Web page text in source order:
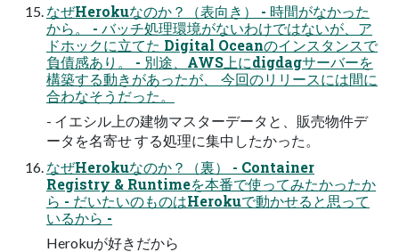
なぜHerokuなのか？（表向き） - 時間がなかった
から。 - バッチ処理環境がないわけではないが、ア
ドホックに立てた Digital Oceanのインスタンスで
負債感あり。 - 別途、AWS上にdigdagサーバーを
構築する動きがあったが、 今回のリリースには間に
合わなそうだった。
- イエシル上の建物マスターデータと、販売物件デ
ータを名寄せ する処理に集中したかった。
なぜHerokuなのか？（裏） - Container
Registry & Runtimeを本番で使ってみたかったか
ら - だいたいのものはHerokuで動かせると思って
いるから -
Herokuが好きだから